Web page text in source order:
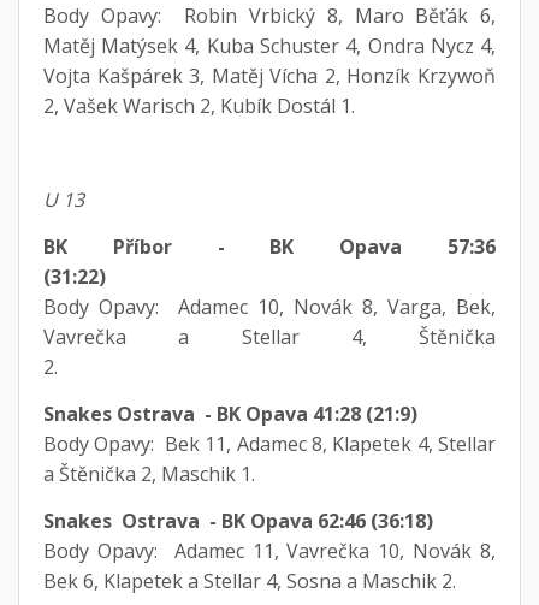
Body Opavy: Robin Vrbický 8, Maro Běťák 6,
Matěj Matýsek 4, Kuba Schuster 4, Ondra Nycz 4,
Vojta Kašpárek 3, Matěj Vícha 2, Honzík Krzywoň
2, Vašek Warisch 2, Kubík Dostál 1.
U 13
BK Příbor - BK Opava 57:36
(31:22)
Body Opavy: Adamec 10, Novák 8, Varga, Bek,
Vavrečka a Stellar 4, Štěnička
2.
Snakes Ostrava - BK Opava 41:28 (21:9)
Body Opavy: Bek 11, Adamec 8, Klapetek 4, Stellar
a Štěnička 2, Maschik 1.
Snakes Ostrava - BK Opava 62:46 (36:18)
Body Opavy: Adamec 11, Vavrečka 10, Novák 8,
Bek 6, Klapetek a Stellar 4, Sosna a Maschik 2.